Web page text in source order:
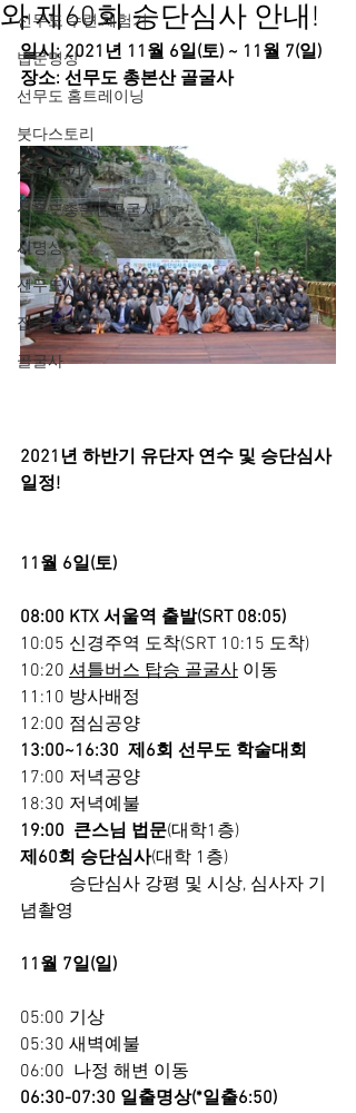
선무도 수련 체험기
법문명상
선무도 홈트레이닝
붓다스토리
선무도 기사
선무도총본산골굴사
시명상
선무도사진
집중명상
골굴사
와 제60회 승단심사 안내!
일시: 2021년 11월 6일(토) ~ 11월 7(일)
장소: 선무도 총본산 골굴사
2021년 하반기 유단자 연수 및 승단심사
일정!
11월 6일(토)
08:00 KTX 서울역 출발(SRT 08:05)
10:05 신경주역 도착(SRT 10:15 도착)
10:20 셔틀버스 탑승 골굴사 이동
11:10 방사배정
12:00 점심공양
13:00~16:30  제6회 선무도 학술대회
17:00 저녁공양
18:30 저녁예불
19:00  큰스님 법문(대학1층)
제60회 승단심사(대학 1층)
념촬영
11월 7일(일)
05:00 기상
05:30 새벽예불
06:00  나정 해변 이동
06:30-07:30 일출명상(*일출6:50)